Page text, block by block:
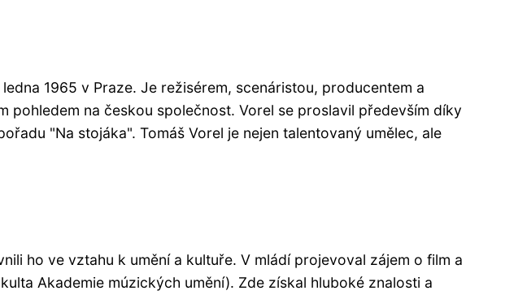
1965 v Praze. Je režisérem, scenáristou, producentem a
na českou společnost. Vorel se proslavil především díky
"Na stojáka". Tomáš Vorel je nejen talentovaný umělec, ale
ho ve vztahu k umění a kultuře. V mládí projevoval zájem o film a
Akademie múzických umění). Zde získal hluboké znalosti a